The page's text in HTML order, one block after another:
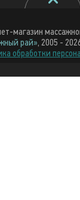
магазин
рай», 2005 -
обработки